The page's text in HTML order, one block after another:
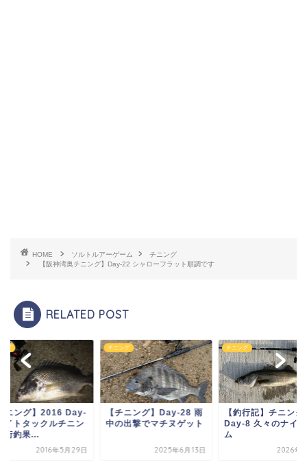
HOME ソルトルアーゲーム
チニング
【阪神湾奥チニング】Day-22 シャローフラット順調です
RELATED POST
ニング】2016 Day-
トタックルチニン
桁釣果...
2016年5月29日
チニング
【チニング】Day-28 雨
中の出撃でマチヌゲット
2025年6月13日
チニング
【釣行記】チニング
Day-8 久々のナイト
ム
2026年4